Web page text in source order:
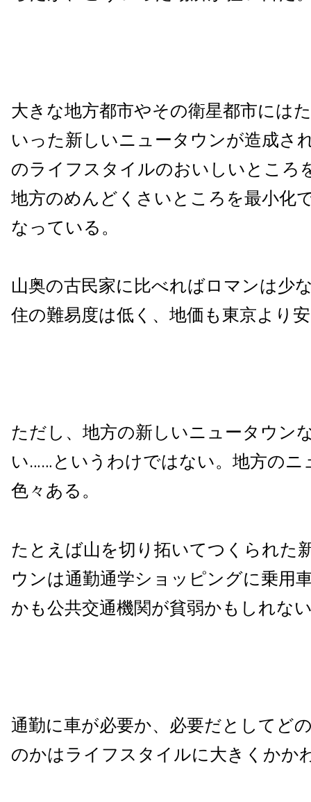
大きな地方都市やその衛星都市には
いった新しいニュータウンが造成さ
のライフスタイルのおいしいところ
地方のめんどくさいところを最小化
なっている。
山奥の古民家に比べればロマンは少
住の難易度は低く、地価も東京より
ただし、地方の新しいニュータウン
い……というわけではない。地方のニ
色々ある。
たとえば山を切り拓いてつくられた
ウンは通勤通学ショッピングに乗用
かも公共交通機関が貧弱かもしれな
通勤に車が必要か、必要だとしてど
のかはライフスタイルに大きくかか